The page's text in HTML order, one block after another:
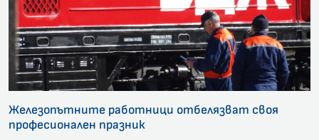
Железопътните работници отбелязват своя
професионален празник